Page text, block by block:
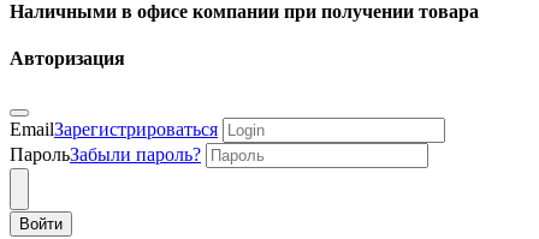
Наличными в офисе компании при получении товара
Авторизация
EmailЗарегистрироваться
ПарольЗабыли пароль?
Войти